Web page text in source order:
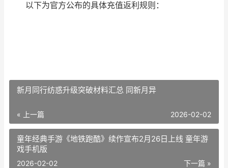
以下为官方公布的具体充值返利规则：
新月同行纺惑升级突破材料汇总 同新月异
« 上一篇 2026-02-02
童年经典手游《地铁跑酷》续作宣布2月26日上线 童年游
戏手机版
下一篇 »
2026-02-02